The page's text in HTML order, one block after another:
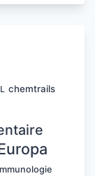
chemtrails